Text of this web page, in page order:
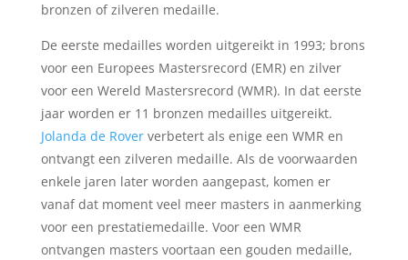
bronzen of zilveren medaille.
De eerste medailles worden uitgereikt in 1993; brons
voor een Europees Mastersrecord (EMR) en zilver
voor een Wereld Mastersrecord (WMR). In dat eerste
jaar worden er 11 bronzen medailles uitgereikt.
Jolanda de Roververbetert als enige een WMR en
ontvangt een zilveren medaille. Als de voorwaarden
enkele jaren later worden aangepast, komen er
vanaf dat moment veel meer masters in aanmerking
voor een prestatiemedaille. Voor een WMR
ontvangen masters voortaan een gouden medaille,